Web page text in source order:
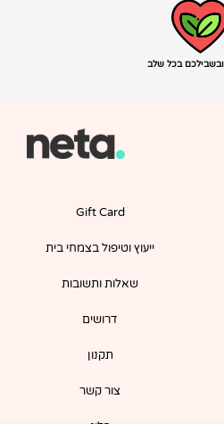
בכל שלב
Gift Card
ייעוץ וטיפול בצמחי בית
שאלות ותשובות
דרושים
תקנון
צור קשר